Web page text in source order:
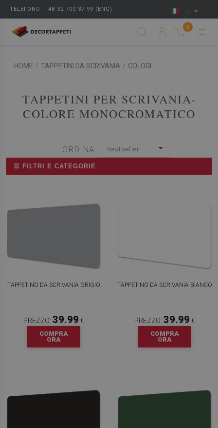
TELEFONO: +48 32 700 37 99 (ENG)
0
HOME / TAPPETINI DA SCRIVANIA / COLORI
TAPPETINI PER SCRIVANIA-
COLORE MONOCROMATICO
ORDINA: Bestseller
☰ FILTRI E CATEGORIE
TAPPETINO DA SCRIVANIA GRIGIO
PREZZO: 39.99 €
COMPRA
ORA
TAPPETINO DA SCRIVANIA BIANCO
PREZZO: 39.99 €
COMPRA
ORA